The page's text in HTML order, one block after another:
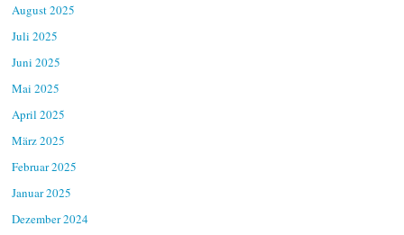
August 2025
Juli 2025
Juni 2025
Mai 2025
April 2025
März 2025
Februar 2025
Januar 2025
Dezember 2024